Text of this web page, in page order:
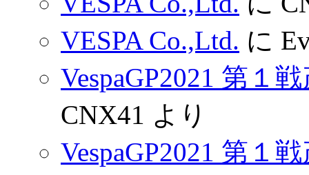
VESPA Co.,Ltd. に
VespaGP2021 第１
CNX41 より
VespaGP2021 第１